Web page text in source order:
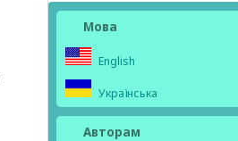
Мова
English
Українська
Авторам